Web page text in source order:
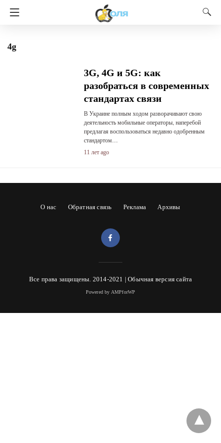
4g
3G, 4G и 5G: как
разобраться в современных
стандартах связи
В Украине полным ходом разворачивают свою
деятельность мобильные операторы, наперебой
предлагая воспользоваться недавно одобренным
стандартом…
11 лет ago
О нас Обратная связь Реклама Архивы
Все права защищены. 2014-2021 |Обычная версия сайта
Powered by AMPforWP